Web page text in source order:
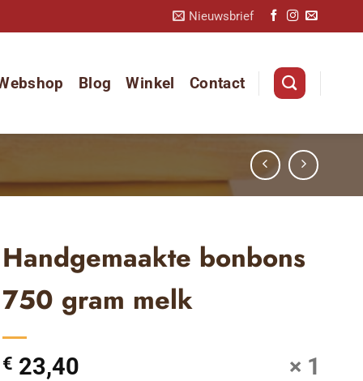
Nieuwsbrief
Blog Winkel Contact
Handgemaakte bonbons
750 gram melk
€ 23,40 × 1